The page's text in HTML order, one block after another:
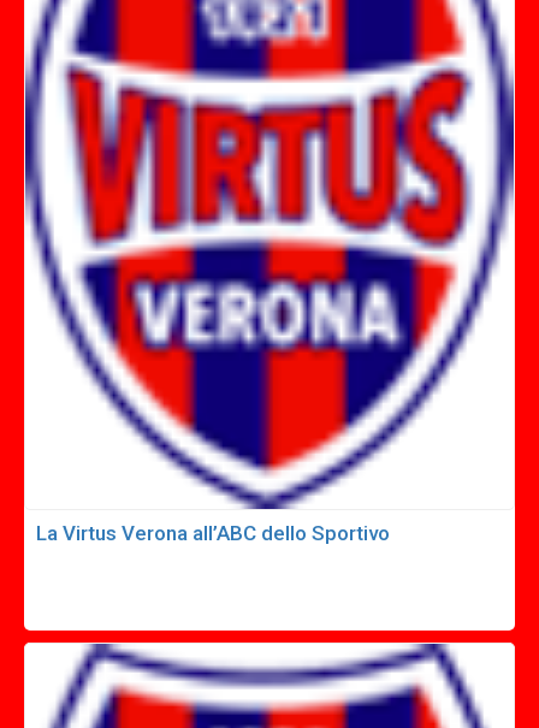
La Virtus Verona all’ABC dello Sportivo